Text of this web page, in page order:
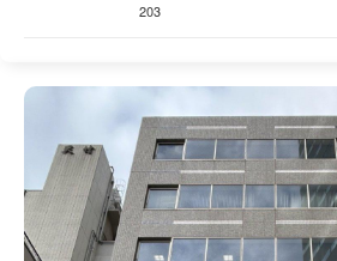
203